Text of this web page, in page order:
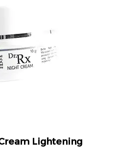
Lightening